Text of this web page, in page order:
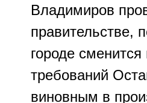
Владимиров
правительстве,
городе
требований
виновным в